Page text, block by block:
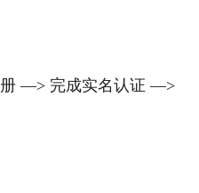
—> 完成实名认证 —>